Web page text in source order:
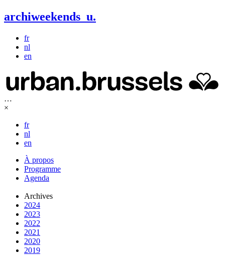
archiweekends u.
fr
nl
en
…
×
fr
nl
en
À propos
Programme
Agenda
Archives
2024
2023
2022
2021
2020
2019